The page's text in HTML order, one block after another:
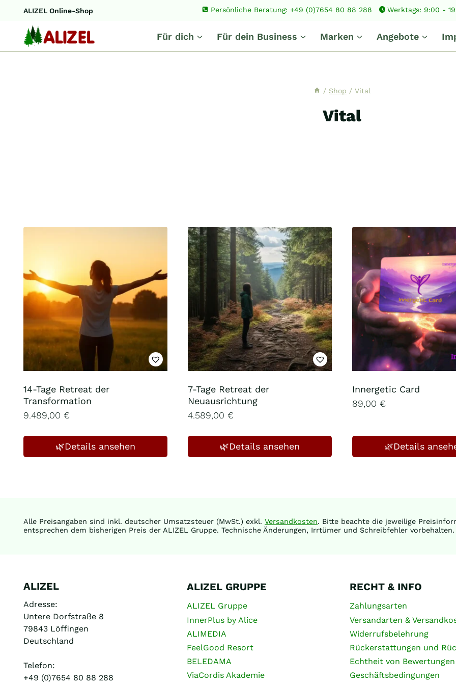
springen
ALIZEL Online-Shop Persönliche Beratung: +49 (0)7654 80 88 288 Werktags: 9:00 -
Für dich Für dein Business Marken Angebote
/ Shop / Vital
Vital
14-Tage Retreat der
Transformation
9.489,00 €
🌿Details ansehen
7-Tage Retreat der
Neuausrichtung
4.589,00 €
🌿Details ansehen
Innergetic Card
89,00 €
🌿Details
Alle Preisangaben sind inkl. deutscher Umsatzsteuer (MwSt.) exkl. Versandkosten. Bitte beachte die jeweilige
entsprechen dem bisherigen Preis der ALIZEL Gruppe. Technische Änderungen, Irrtümer und Schreibfehler vorbehalten.
ALIZEL
Adresse:
Untere Dorfstraße 8
79843 Löffingen
Deutschland
Telefon:
+49 (0)7654 80 88 288
ALIZEL GRUPPE
ALIZEL Gruppe
InnerPlus by Alice
ALIMEDIA
FeelGood Resort
BELEDAMA
ViaCordis Akademie
RECHT & INFO
Zahlungsarten
Versandarten &
Widerrufsbelehrung
Rückerstattungen und
Echtheit von Bewertungen
Geschäftsbedingungen